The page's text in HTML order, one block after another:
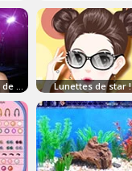
Secrets de beauté de Lady Gaga Lunettes de star !